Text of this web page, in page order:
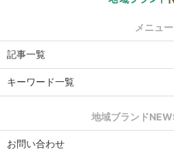
メニュー
記事一覧
キーワード一覧
地域ブランド
お問い合わせ